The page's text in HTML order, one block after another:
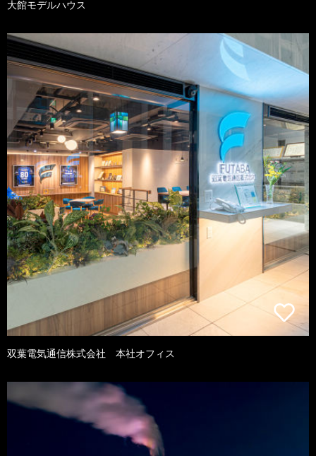
大館モデルハウス
双葉電気通信株式会社 本社オフィス